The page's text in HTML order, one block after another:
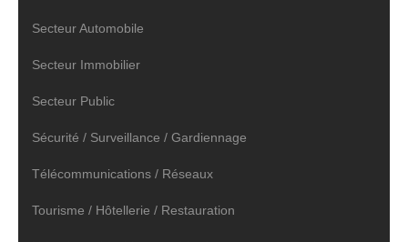
Secteur Automobile
Secteur Immobilier
Secteur Public
Sécurité / Surveillance / Gardiennage
Télécommunications / Réseaux
Tourisme / Hôtellerie / Restauration